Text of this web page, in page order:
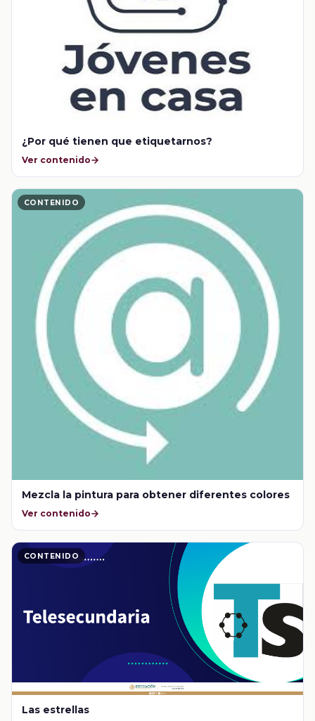
¿Por qué tienen que etiquetarnos?
Ver contenido
CONTENIDO
Mezcla la pintura para obtener diferentes colores
Ver contenido
CONTENIDO
Las estrellas